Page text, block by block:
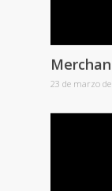
23 de marzo